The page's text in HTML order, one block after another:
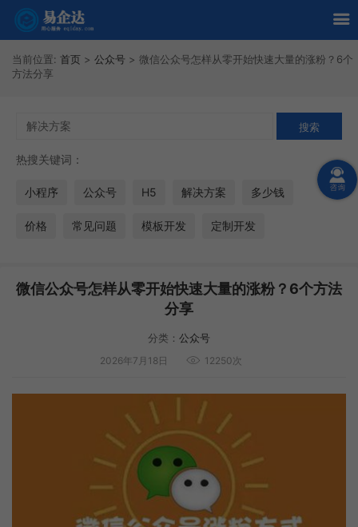
当前位置: 首页 > 公众号 > 微信公众号怎样从零开始快速大量的涨粉？6个
方法分享
热搜关键词：
小程序 公众号 H5 解决方案 多少钱
价格 常见问题 模板开发 定制开发
微信公众号怎样从零开始快速大量的涨粉？6个方法
分享
分类： 公众号
2026年7月18日 12250次